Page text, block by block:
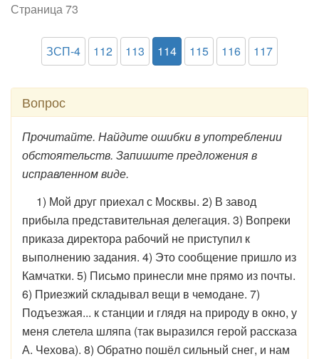
Страница 73
ЗСП-4 112 113 114 115 116 117
Вопрос
Прочитайте. Найдите ошибки в употреблении
обстоятельств. Запишите предложения в
исправленном виде.
1) Мой друг приехал с Москвы. 2) В завод
прибыла представительная делегация. 3) Вопреки
приказа директора рабочий не приступил к
выполнению задания. 4) Это сообщение пришло из
Камчатки. 5) Письмо принесли мне прямо из почты.
6) Приезжий складывал вещи в чемодане. 7)
Подъезжая... к станции и глядя на природу в окно, у
меня слетела шляпа (так выразился герой рассказа
А. Чехова). 8) Обратно пошёл сильный снег, и нам